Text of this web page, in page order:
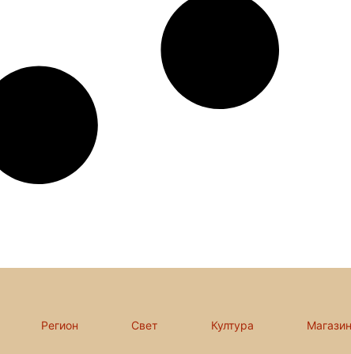
Регион Свет Култура Магазин